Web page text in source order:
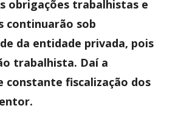
obrigações trabalhistas e
continuarão sob
da entidade privada, pois
trabalhista. Daí a
constante fiscalização dos